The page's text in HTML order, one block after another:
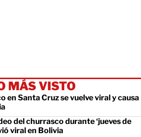
MÁS VISTO
en Santa Cruz se vuelve viral y causa
del churrasco durante ‘jueves de
viral en Bolivia